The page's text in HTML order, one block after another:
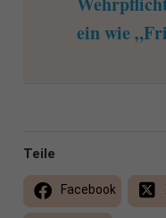
ein wie
Teile
Facebook